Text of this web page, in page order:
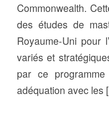
Commonwealth.
des études de
Royaume-Uni pour
variés et
par ce
adéquation avec